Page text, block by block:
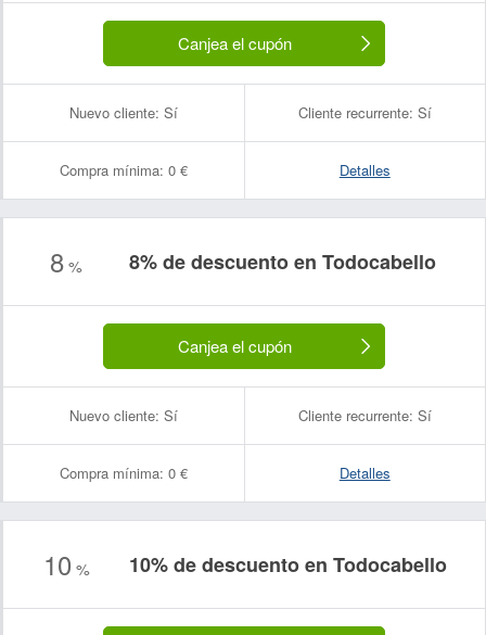
Canjea el cupón
Nuevo cliente: Sí Cliente recurrente: Sí
Compra mínima: 0 € Detalles
8% 8% de descuento en Todocabello
Canjea el cupón
Nuevo cliente: Sí Cliente recurrente: Sí
Compra mínima: 0 € Detalles
10 % 10% de descuento en Todocabello